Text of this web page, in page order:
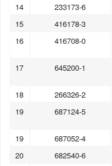
14
233173-6
15
416178-3
16
416708-0
17 645200-1
18 266326-2
19
687124-5
19 687052-4
20
682540-6